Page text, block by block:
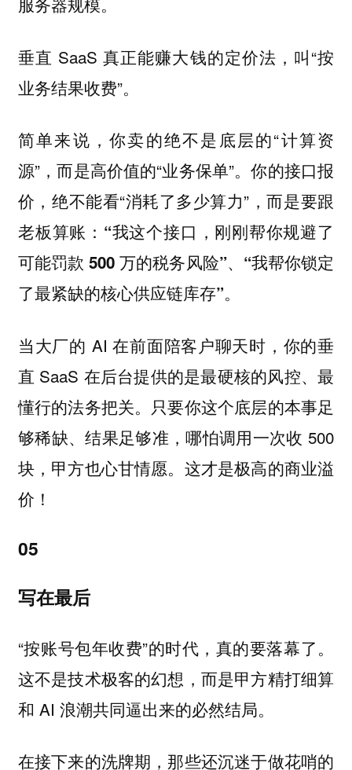
垂直 SaaS 真正能赚大钱的定价法，叫“按
业务结果收费”。
简单来说，你卖的绝不是底层的“计算资
源”，而是高价值的“业务保单”。你的接口报
价，绝不能看“消耗了多少算力”，而是要跟
老板算账： “我这个接口，刚刚帮你规避了
可能罚款 500 万的税务风险”、“我帮你锁定
了最紧缺的核心供应链库存”。
当大厂的 AI 在前面陪客户聊天时，你的垂
直 SaaS 在后台提供的是最硬核的风控、最
懂行的法务把关。只要你这个底层的本事足
够稀缺、结果足够准，哪怕调用一次收 500
块，甲方也心甘情愿。这才是极高的商业溢
价！
05
写在最后
“按账号包年收费”的时代，真的要落幕了。
这不是技术极客的幻想，而是甲方精打细算
和 AI 浪潮共同逼出来的必然结局。
在接下来的洗牌期，那些还沉迷于做花哨的